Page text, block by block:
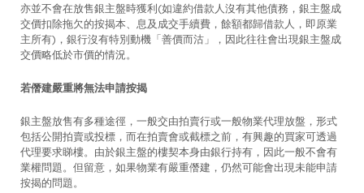
亦並不會在放售銀主盤時獲利(如違約借款人沒有其他債務，銀主盤成
交價扣除拖欠的按揭本、息及成交手續費，餘額都歸借款人，即原業
主所有)，銀行沒有特別動機「善價而沽」，因此往往會出現銀主盤成
交價略低於市價的情況。
若僭建嚴重將無法申請按揭
銀主盤放售有多種途徑，一般交由拍賣行或一般物業代理放盤，形式
包括公開拍賣或投標，而在拍賣會或截標之前，有興趣的買家可透過
代理要求睇樓。由於銀主盤的樓契本身由銀行持有，因此一般不會有
業權問題。但留意，如果物業有嚴重僭建，仍然可能會出現未能申請
按揭的問題。